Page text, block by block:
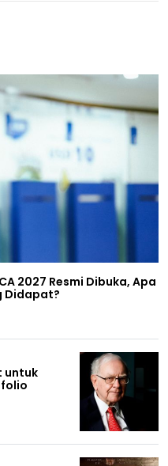
2027 Resmi Dibuka, Apa
Didapat?
untuk